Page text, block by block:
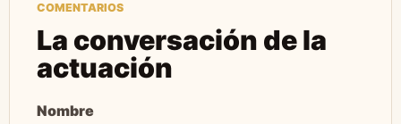
COMENTARIOS
La conversación de la
actuación
Nombre